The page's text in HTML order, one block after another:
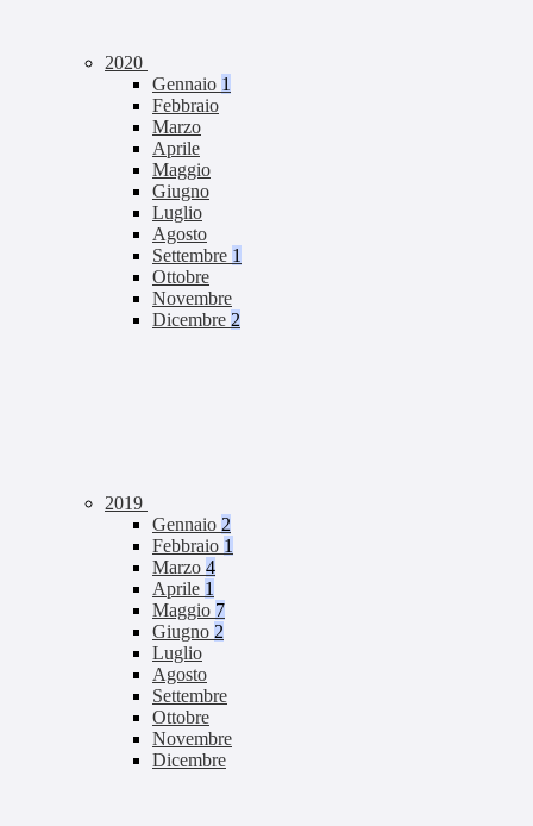
2020
Gennaio 1
Febbraio
Marzo
Aprile
Maggio
Giugno
Luglio
Agosto
Settembre 1
Ottobre
Novembre
Dicembre 2
2019
Gennaio 2
Febbraio 1
Marzo 4
Aprile 1
Maggio 7
Giugno 2
Luglio
Agosto
Settembre
Ottobre
Novembre
Dicembre